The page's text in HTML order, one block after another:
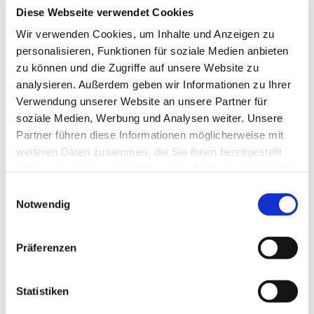
Diese Webseite verwendet Cookies
Wir verwenden Cookies, um Inhalte und Anzeigen zu
personalisieren, Funktionen für soziale Medien anbieten
zu können und die Zugriffe auf unsere Website zu
analysieren. Außerdem geben wir Informationen zu Ihrer
Verwendung unserer Website an unsere Partner für
soziale Medien, Werbung und Analysen weiter. Unsere
Partner führen diese Informationen möglicherweise mit
weiteren Daten zusammen, die Sie ihnen bereitgestellt
Notwendig
Präferenzen
Statistiken
dem Zeitpunkt Ihrer Konfirmation ein Patenamt
Beteiligungsmöglichkeiten am Gottesdienst
Die Tauffamilie ist eingeladen, sich am Gottesdienst zu
beteiligen. Dies kann z.B. Anhand folgender Elemente
des Gottesdienstes geschehen:
Taufspruch
Eltern und Patinnen/Paten bzw. der
Lebensweg aus.
Sie können sich aber auch online einen Taufspruch